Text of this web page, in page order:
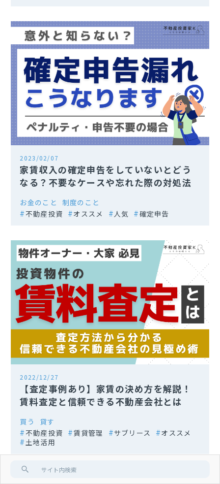
2023/02/07
家賃収入の確定申告をしていないとどう
なる？不要なケースや忘れた際の対処法
お金のこと
制度のこと
不動産投資
オススメ 人気 確定申告
2022/12/27
【査定事例あり】家賃の決め方を解説！
賃料査定と信頼できる不動産会社とは
買う
貸す
不動産投資
賃貸管理 サブリース
オススメ
土地活用